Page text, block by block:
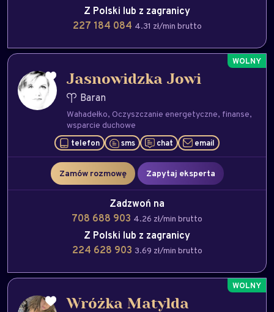
Z Polski lub z zagranicy
227 184 084 4.31 zł/min brutto
Jasnowidzka Jowi
Baran
Wahadełko Oczyszczanie energetyczne finanse
wsparcie duchowe
telefon sms chat email
Zamów rozmowę Zapytaj eksperta
Zadzwoń na
708 688 903 4.26 zł/min brutto
Z Polski lub z zagranicy
224 628 903 3.69 zł/min brutto
Wróżka Matylda